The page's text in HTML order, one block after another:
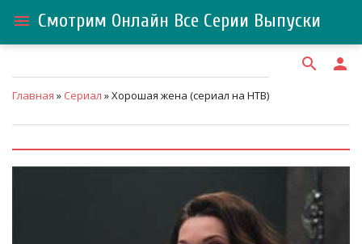
menu Смотрим Онлайн Все Серии Выпуски
search person
Главная » Сериал » Хорошая жена (сериал на НТВ)